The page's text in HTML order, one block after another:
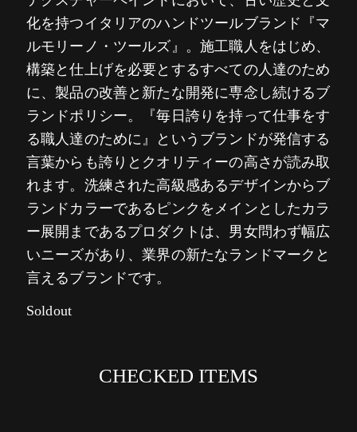
化を持つイタリアのハンドツールブランド『マ
ルモリーノ・ツールズ』。施工職人をはじめ、
構築と仕上げを必要とするすべての人達のため
に、製品の改善と新たな開発に専念し続けるブ
ランドポリシー。『毎日誇りを持って仕事をす
る職人達のために』というブランドが発信する
言葉からも誇りとクオリティーの高さが読み取
れます。洗練された高級感あるデザインからブ
ランドカラーであるピンクをメインとしたカラ
ー展開まであるプロダクトは、男女問わず幅広
いニーズがあり、業界の新たなランドマークと
言えるブランドです。
Soldout
CHECKED ITEMS